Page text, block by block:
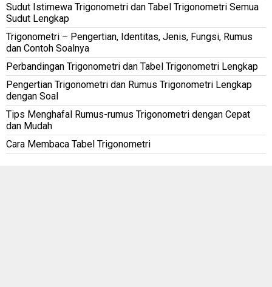
Sudut Istimewa Trigonometri dan Tabel Trigonometri Semua
Sudut Lengkap
Trigonometri – Pengertian, Identitas, Jenis, Fungsi, Rumus
dan Contoh Soalnya
Perbandingan Trigonometri dan Tabel Trigonometri Lengkap
Pengertian Trigonometri dan Rumus Trigonometri Lengkap
dengan Soal
Tips Menghafal Rumus-rumus Trigonometri dengan Cepat
dan Mudah
Cara Membaca Tabel Trigonometri